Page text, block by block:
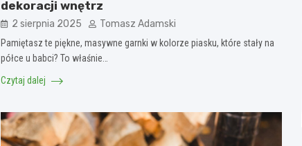
dekoracji wnętrz
2 sierpnia 2025 Tomasz Adamski
Pamiętasz te piękne, masywne garnki w kolorze piasku, które stały na
półce u babci? To właśnie…
Czytaj dalej